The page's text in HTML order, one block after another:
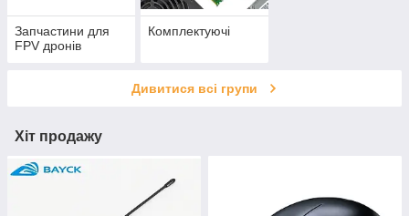
Запчастини для
FPV дронів
Комплектуючі
Дивитися всі групи
Хіт продажу